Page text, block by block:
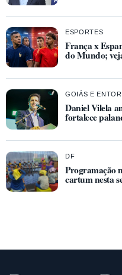
ESPORTES
França x
do Mundo;
GOIÁS E
Daniel Vilela
fortalece
DF
Programação
cartum nesta